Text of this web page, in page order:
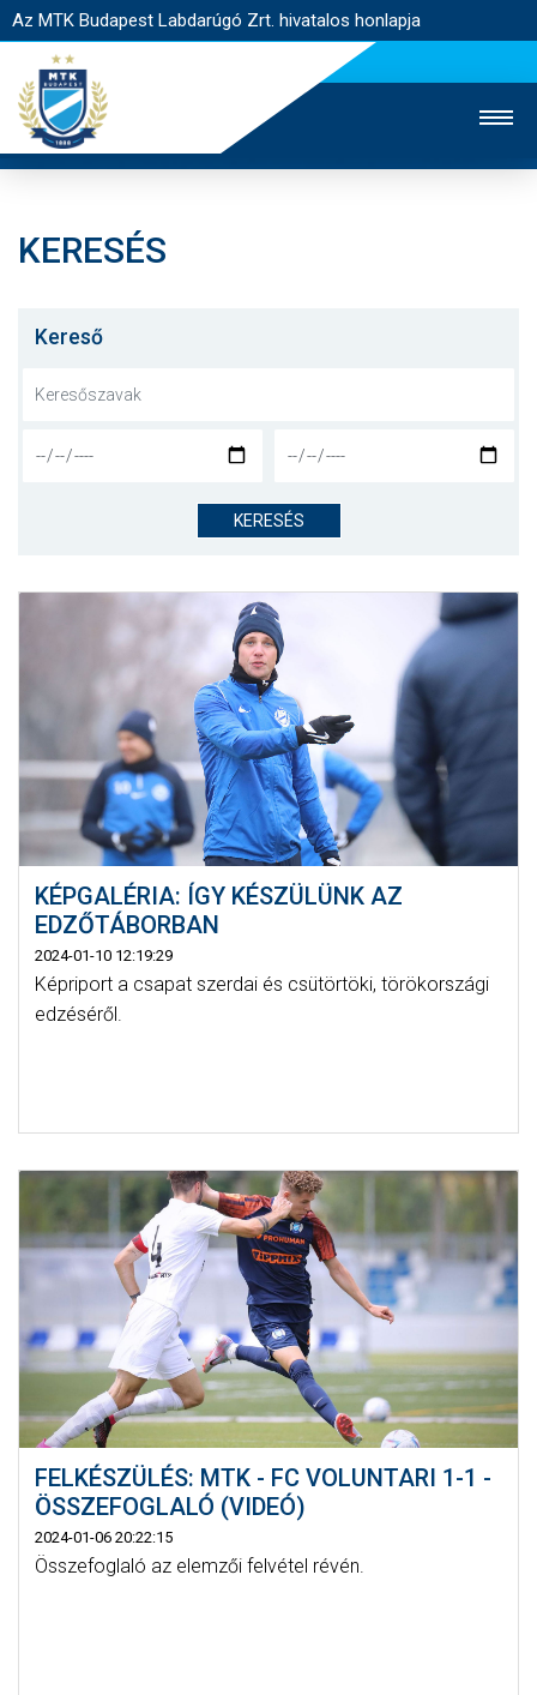
Az MTK Budapest Labdarúgó Zrt. hivatalos honlapja
JEGYÉRTÉKESÍTÉS
NYITÓLAP
CSAPATOK
KLUB
GALÉRIA
SZURKOLÓI ÉLMÉNYEK
AKKREDITÁCIÓ
KERESÉS
Kereső
KERESÉS
KÉPGALÉRIA: ÍGY KÉSZÜLÜNK AZ
EDZŐTÁBORBAN
2024-01-10 12:19:29
Képriport a csapat szerdai és csütörtöki, törökországi
edzéséről.
FELKÉSZÜLÉS: MTK - FC VOLUNTARI 1-1 -
ÖSSZEFOGLALÓ (VIDEÓ)
2024-01-06 20:22:15
Összefoglaló az elemzői felvétel révén.